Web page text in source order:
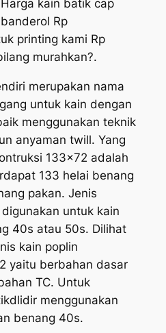
kain batik cap
Rp
printing kami Rp
murahkan?.
merupakan nama
untuk kain dengan
menggunakan teknik
anyaman twill. Yang
133×72 adalah
133 helai benang
pakan. Jenis
untuk kain
40s atau 50s. Dilihat
kain poplin
yaitu berbahan dasar
TC. Untuk
menggunakan
benang 40s.